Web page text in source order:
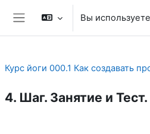
Перейти к основному содержанию
Боковая панель
Вы
4. Шаг. Занятие и Тест.